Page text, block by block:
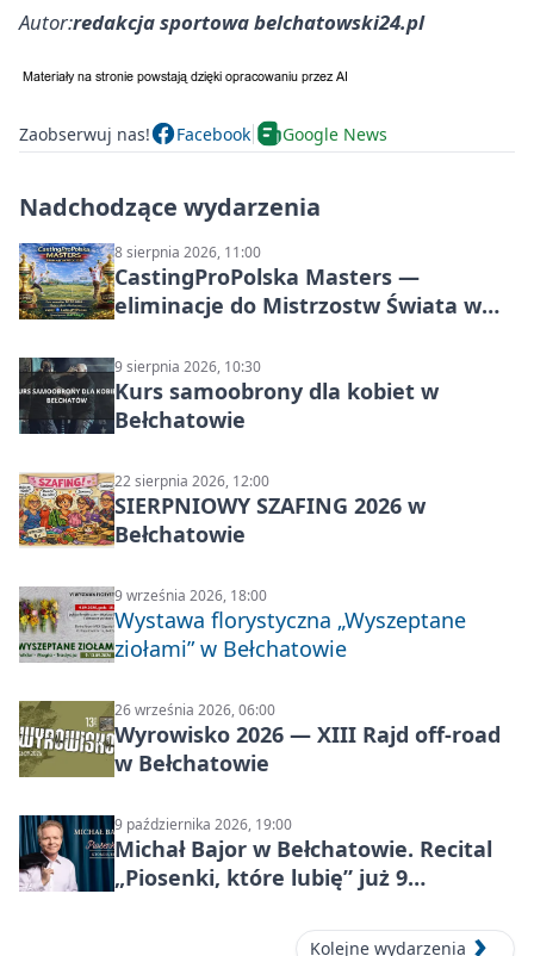
Autor:redakcja sportowa belchatowski24.pl
Zaobserwuj nas! Facebook Google News
Nadchodzące wydarzenia
8 sierpnia 2026, 11:00
CastingProPolska Masters —
eliminacje do Mistrzostw Świata w
9 sierpnia 2026, 10:30
Kurs samoobrony dla kobiet w
Bełchatowie
22 sierpnia 2026, 12:00
SIERPNIOWY SZAFING 2026 w
Bełchatowie
9 września 2026, 18:00
Wystawa florystyczna „Wyszeptane
ziołami” w Bełchatowie
26 września 2026, 06:00
Wyrowisko 2026 — XIII Rajd off‑road
w Bełchatowie
9 października 2026, 19:00
Michał Bajor w Bełchatowie. Recital
„Piosenki, które lubię” już 9
Kolejne wydarzenia